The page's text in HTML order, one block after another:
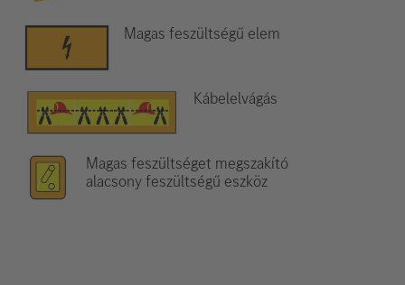
Magas feszültségű elem
Kábelelvágás
Magas feszültséget megszakító
alacsony feszültségű eszköz